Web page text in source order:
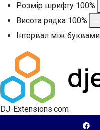
Розмір шрифту 100%
Висота рядка 100%
Інтервал між буквами
DJ-Extensions.com